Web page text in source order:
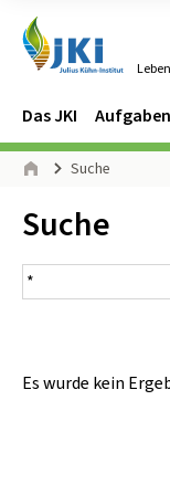
Navigation
Hauptmenü
Das JKI Aufgaben
Seitenpfad
Suche
Inhalt:
Suche
Suchergebnis
Es wurde kein